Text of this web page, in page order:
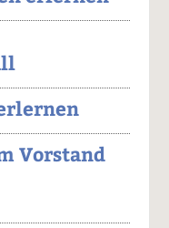
Vorstand